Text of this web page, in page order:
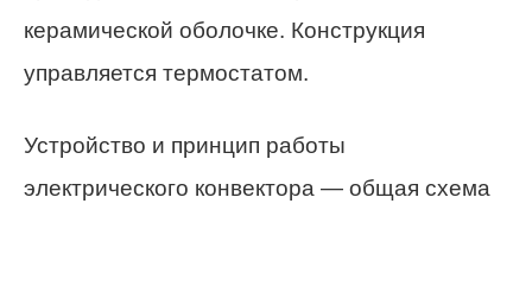
керамической оболочке. Конструкция
управляется термостатом.
Устройство и принцип работы
электрического конвектора — общая схема